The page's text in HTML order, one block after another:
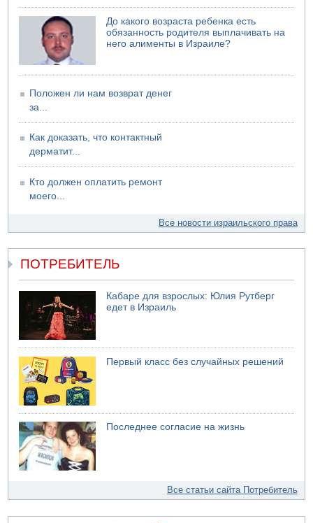
срочные секретные нужды"
09.08.2026 13:46
В больнице "Шамир" борются за жизнь забытого в
закрытой машине пятилетнего ребенка
09.08.2026 13:38
NYT: Хизбалла переживает самый серьезный
09.08.2026 13:29
Трагедия в Мексике: четырехлетний израильский
ребенок утонул, упав в бассейн
09.08.2026 08:30
Авиакомпания Air Canada вновь отсрочила
возвращение в Израиль
Тело мужчины обнаружено сегодня на открытой
местности недалеко от Реховота
До какого возраста ребенка есть
обязанность родителя выплачивать на
него алименты в Израиле?
Положен ли нам возврат денег
за...
Как доказать, что контактный
дерматит...
Кто должен оплатить ремонт
моего...
Все новости израильского права
ПОТРЕБИТЕЛЬ
Кабаре для взрослых: Юлия Рутберг
едет в Израиль
Первый класс без случайных решений
Последнее согласие на жизнь
Все статьи сайта Потребитель